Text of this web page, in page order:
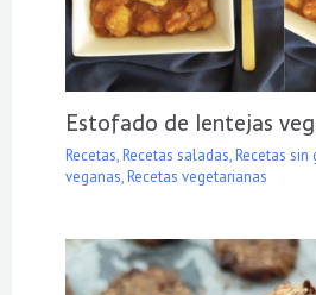
Estofado de lentejas
Recetas,Recetas saladas,Recetas sin
veganas,Recetas vegetarianas